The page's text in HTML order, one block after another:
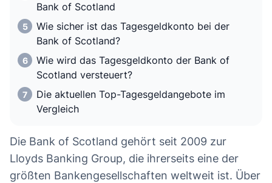
Bank of Scotland
Wie sicher ist das Tagesgeldkonto bei der
Bank of Scotland?
Wie wird das Tagesgeldkonto der Bank of
Scotland versteuert?
Die aktuellen Top-Tagesgeldangebote im
Vergleich
Die Bank of Scotland gehört seit 2009 zur
Lloyds Banking Group, die ihrerseits eine der
größten Bankengesellschaften weltweit ist. Über